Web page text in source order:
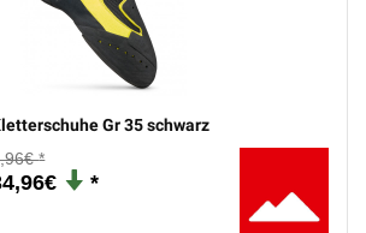
Gr 35 schwarz